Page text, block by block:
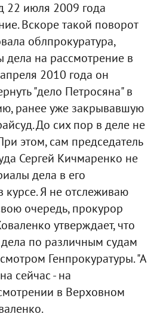
22 июля 2009 года
Вскоре такой поворот
облпрокуратура,
дела на рассмотрение в
2010 года он
"дело Петросяна" в
ранее уже закрывавшую
До сих пор в деле не
этом, сам председатель
Сергей Кичмаренко не
дела в его
курсе. Я не отслеживаю
очередь, прокурор
утверждает, что
дела по различным судам
Генпрокуратуры. "А
сейчас - на
в Верховном